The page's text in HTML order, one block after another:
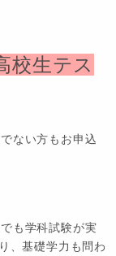
校生テス
ない方もお申込
も学科試験が実
、基礎学力も問わ